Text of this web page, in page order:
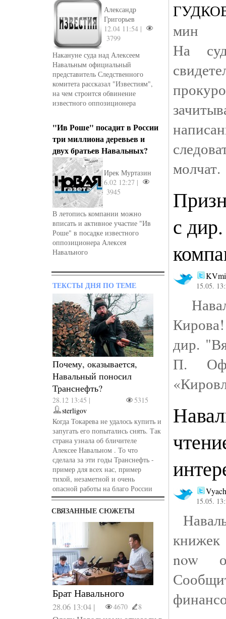
Александр
Григорьев
12.04 11:54 |
3799
Накануне суда над Алексеем
Навальным официальный
представитель Следственного
комитета рассказал "Известиям",
на чем строится обвинение
известного оппозиционера
"Ив Роше" посадит в России
три миллиона деревьев и
двух братьев Навальных?
Ирек Муртазин
6.02 12:27 |
3945
В летопись компании можно
вписать и активное участие "Ив
Роше" в посадке известного
оппозиционера Алексея
Навального
ТЕКСТЫ ДНЯ ПО ТЕМЕ
Почему, оказывается,
Навальный поносил
Транснефть?
28.12 13:45 |
5315
sterligov
Когда Токарева не удалось купить и
запугать его попытались снять. Так
страна узнала об бличителе
Алексее Навальном . То что
сделала за эти годы Транснефть -
пример для всех нас, пример
тихой, незаметной и очень
опасной работы на благо России
СВЯЗАННЫЕ СЮЖЕТЫ
Брат Навального
28.06 13:04 | 4670 8
мин
На
молчат.
с
15.05.
дир.
П.
15.05.
now